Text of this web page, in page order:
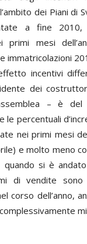
dei Piani di
a fine
primi mesi
immatricolazioni
incentivi
dei
– è
le percentuali
nei primi mesi
e molto meno
quando si è
di vendite sono
corso dell’anno,